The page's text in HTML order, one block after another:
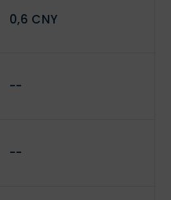
0,6 CNY
--
--